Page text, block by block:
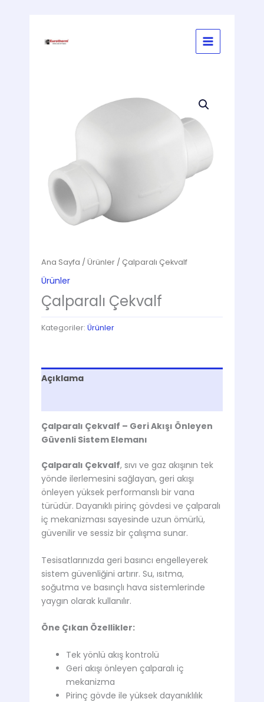
Ana Sayfa / Ürünler / Çalparalı Çekvalf
Ürünler
Çalparalı Çekvalf
Kategoriler: Ürünler
Açıklama
Çalparalı Çekvalf – Geri Akışı Önleyen
Güvenli Sistem Elemanı
Çalparalı Çekvalf, sıvı ve gaz akışının tek
yönde ilerlemesini sağlayan, geri akışı
önleyen yüksek performanslı bir vana
türüdür. Dayanıklı pirinç gövdesi ve çalparalı
iç mekanizması sayesinde uzun ömürlü,
güvenilir ve sessiz bir çalışma sunar.
Tesisatlarınızda geri basıncı engelleyerek
sistem güvenliğini artırır. Su, ısıtma,
soğutma ve basınçlı hava sistemlerinde
yaygın olarak kullanılır.
Öne Çıkan Özellikler:
Tek yönlü akış kontrolü
Geri akışı önleyen çalparalı iç
mekanizma
Pirinç gövde ile yüksek dayanıklılık